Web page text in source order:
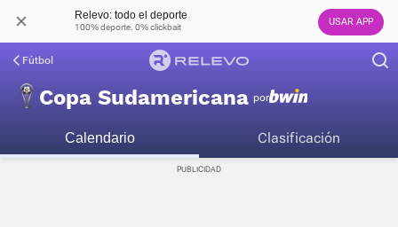
Relevo: todo el deporte
100% deporte. 0% clickbait USAR APP
Fútbol
Copa Sudamericana por
Calendario Clasificación